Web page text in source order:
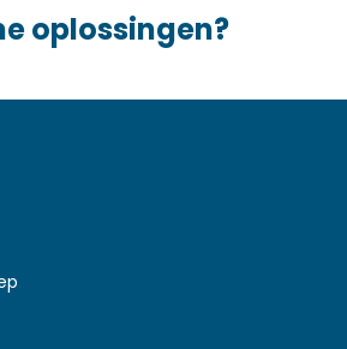
oplossingen?